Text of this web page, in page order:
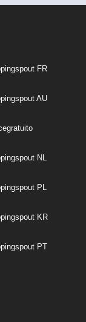
FR
AU
NL
PL
KR
PT